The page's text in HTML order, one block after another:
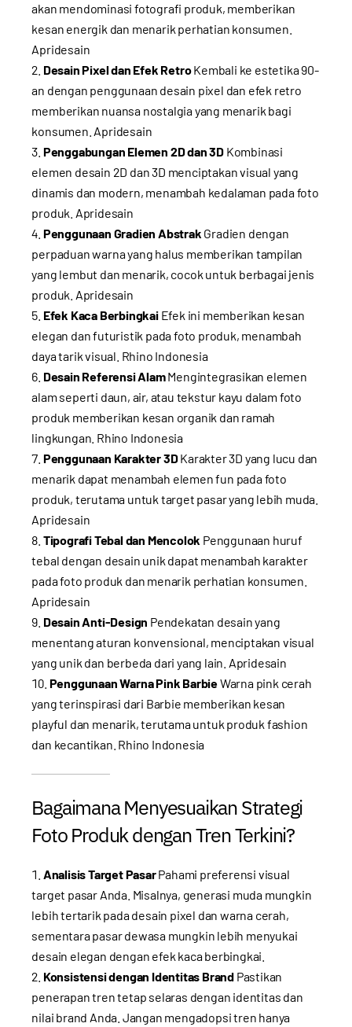
akan mendominasi fotografi produk, memberikan
kesan energik dan menarik perhatian konsumen.
Apridesain
Desain Pixel dan Efek RetroKembali ke estetika 90-
an dengan penggunaan desain pixel dan efek retro
memberikan nuansa nostalgia yang menarik bagi
konsumen. Apridesain
Penggabungan Elemen 2D dan 3DKombinasi
elemen desain 2D dan 3D menciptakan visual yang
dinamis dan modern, menambah kedalaman pada foto
produk. Apridesain
Penggunaan Gradien Abstrak Gradien dengan
perpaduan warna yang halus memberikan tampilan
yang lembut dan menarik, cocok untuk berbagai jenis
produk. Apridesain
Efek Kaca BerbingkaiEfek ini memberikan kesan
elegan dan futuristik pada foto produk, menambah
daya tarik visual. Rhino Indonesia
Desain Referensi AlamMengintegrasikan elemen
alam seperti daun, air, atau tekstur kayu dalam foto
produk memberikan kesan organik dan ramah
lingkungan. Rhino Indonesia
Penggunaan Karakter 3DKarakter 3D yang lucu dan
menarik dapat menambah elemen fun pada foto
produk, terutama untuk target pasar yang lebih muda.
Apridesain
Tipografi Tebal dan Mencolok Penggunaan huruf
tebal dengan desain unik dapat menambah karakter
pada foto produk dan menarik perhatian konsumen.
Apridesain
Desain Anti-Design Pendekatan desain yang
menentang aturan konvensional, menciptakan visual
yang unik dan berbeda dari yang lain. Apridesain
Penggunaan Warna Pink BarbieWarna pink cerah
yang terinspirasi dari Barbie memberikan kesan
playful dan menarik, terutama untuk produk fashion
dan kecantikan. Rhino Indonesia
Bagaimana Menyesuaikan Strategi
Foto Produk dengan Tren Terkini?
Analisis Target PasarPahami preferensi visual
target pasar Anda. Misalnya, generasi muda mungkin
lebih tertarik pada desain pixel dan warna cerah,
sementara pasar dewasa mungkin lebih menyukai
desain elegan dengan efek kaca berbingkai.
Konsistensi dengan Identitas BrandPastikan
penerapan tren tetap selaras dengan identitas dan
nilai brand Anda. Jangan mengadopsi tren hanya